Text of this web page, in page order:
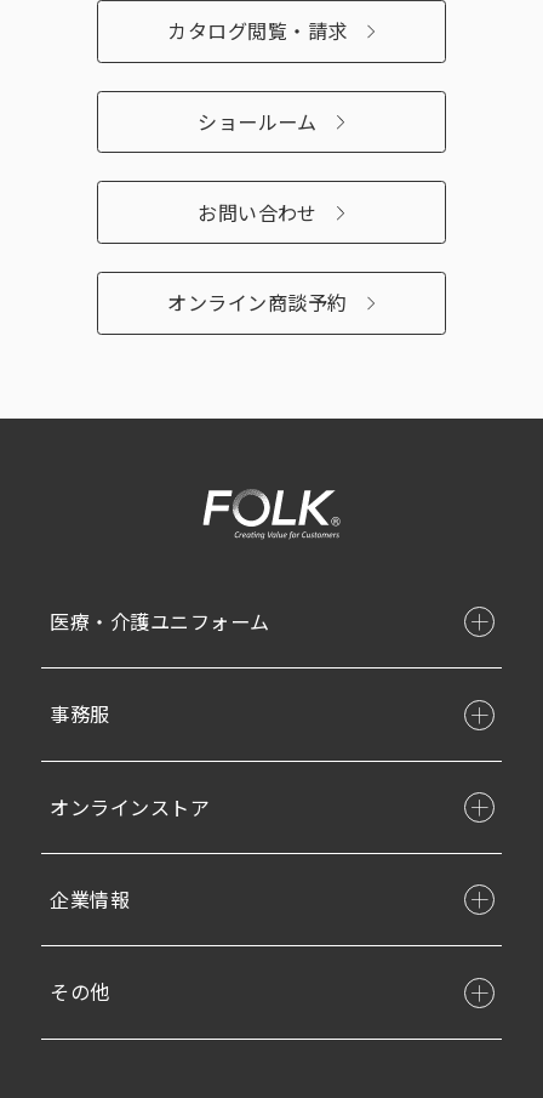
カタログ閲覧・請求
ショールーム
お問い合わせ
オンライン商談予約
医療・介護ユニフォーム
事務服
オンラインストア
企業情報
その他